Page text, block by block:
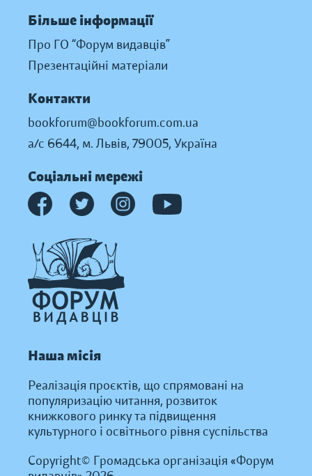
Більше інформації
Про ГО “Форум видавців”
Презентаційні матеріали
Контакти
bookforum@bookforum.com.ua
а/с 6644, м. Львів, 79005, Україна
Соціальні мережі
Наша місія
Реалізація проєктів, що спрямовані на
популяризацію читання, розвиток
книжкового ринку та підвищення
культурного і освітнього рівня суспільства
Copyright© Громадська організація «Форум